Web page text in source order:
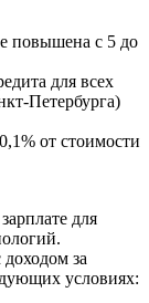
повышена с 5 до
для всех
Петербурга)
от стоимости
для
за
условиях: